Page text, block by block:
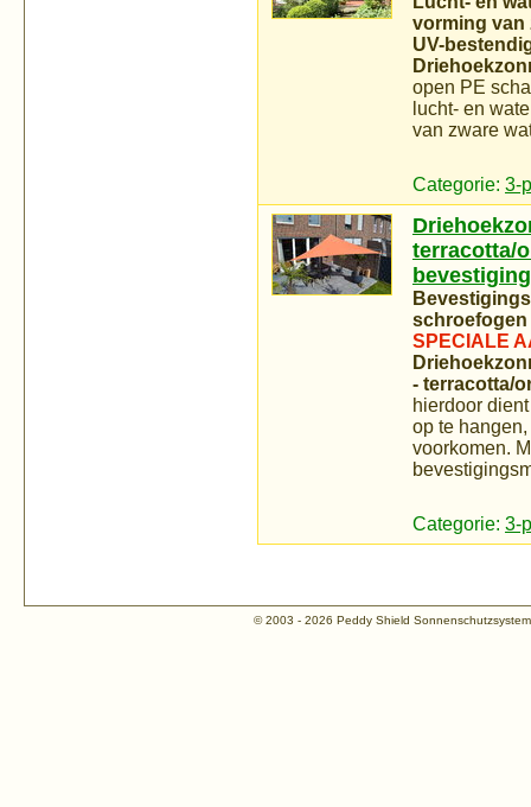
vorming van
UV-
open PE
lucht- en
van zware
Categorie: 3-
terracotta/
schroefogen
SPECIALE
- terracotta/
hierdoor
op te
voorkomen.
Categorie: 3-
© 2003 - 2026 Peddy Shield